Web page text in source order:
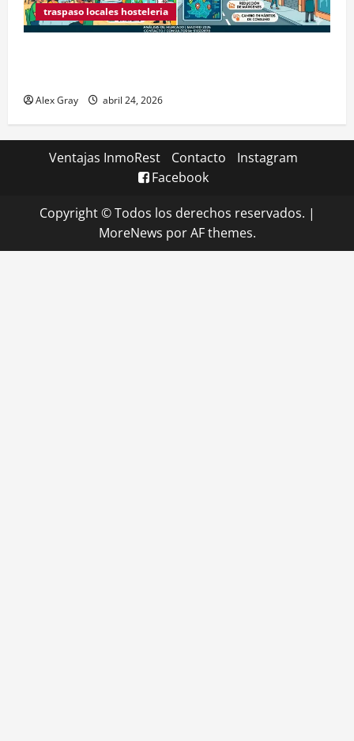
traspaso locales hosteleria
Alex Gray abril 24, 2026
Ventajas InmoRest Contacto
Instagram
Facebook
Copyright © Todos los derechos reservados. |
MoreNews por AF themes.